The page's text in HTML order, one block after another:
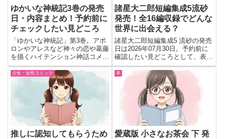
ゆかいな神統記3巻の発売
日・内容まとめ！予約前に
チェックしたい見どころ
「ゆかいな神統記」第3巻。アポ
ロンやアレスなど神々の恋や葛藤
を描くハイテンション神話コメデ
ィ。
諸星大二郎短編集成5流砂
発売！全16編収録でどんな
世界に出会える？
諸星大二郎短編集成5 流砂の発売
日は2026年07月30日。予約前に
確認したい見どころとして、表題
作「流砂」や中編「ミノスの牡
牛」を含む全16編収録の魅力を
紹介。解説
少女・女性コミック
推しに認知してもらうため
本
愛蔵版 小さなお茶会 下 発